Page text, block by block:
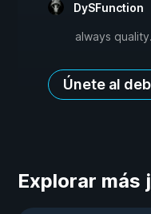
DySFunction
always quality.
Únete al
Explorar más